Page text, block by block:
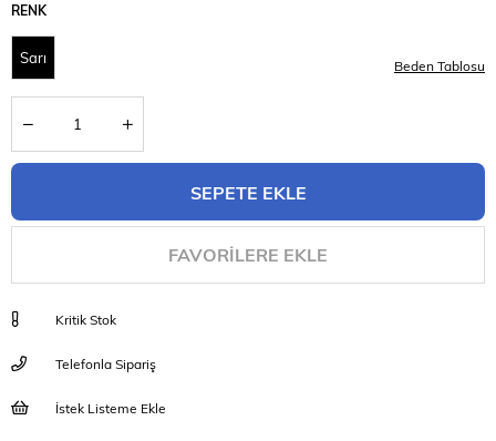
RENK
Sarı Beden Tablosu
FAVORILERE EKLE
Kritik Stok
Telefonla Sipariş
İstek Listeme Ekle